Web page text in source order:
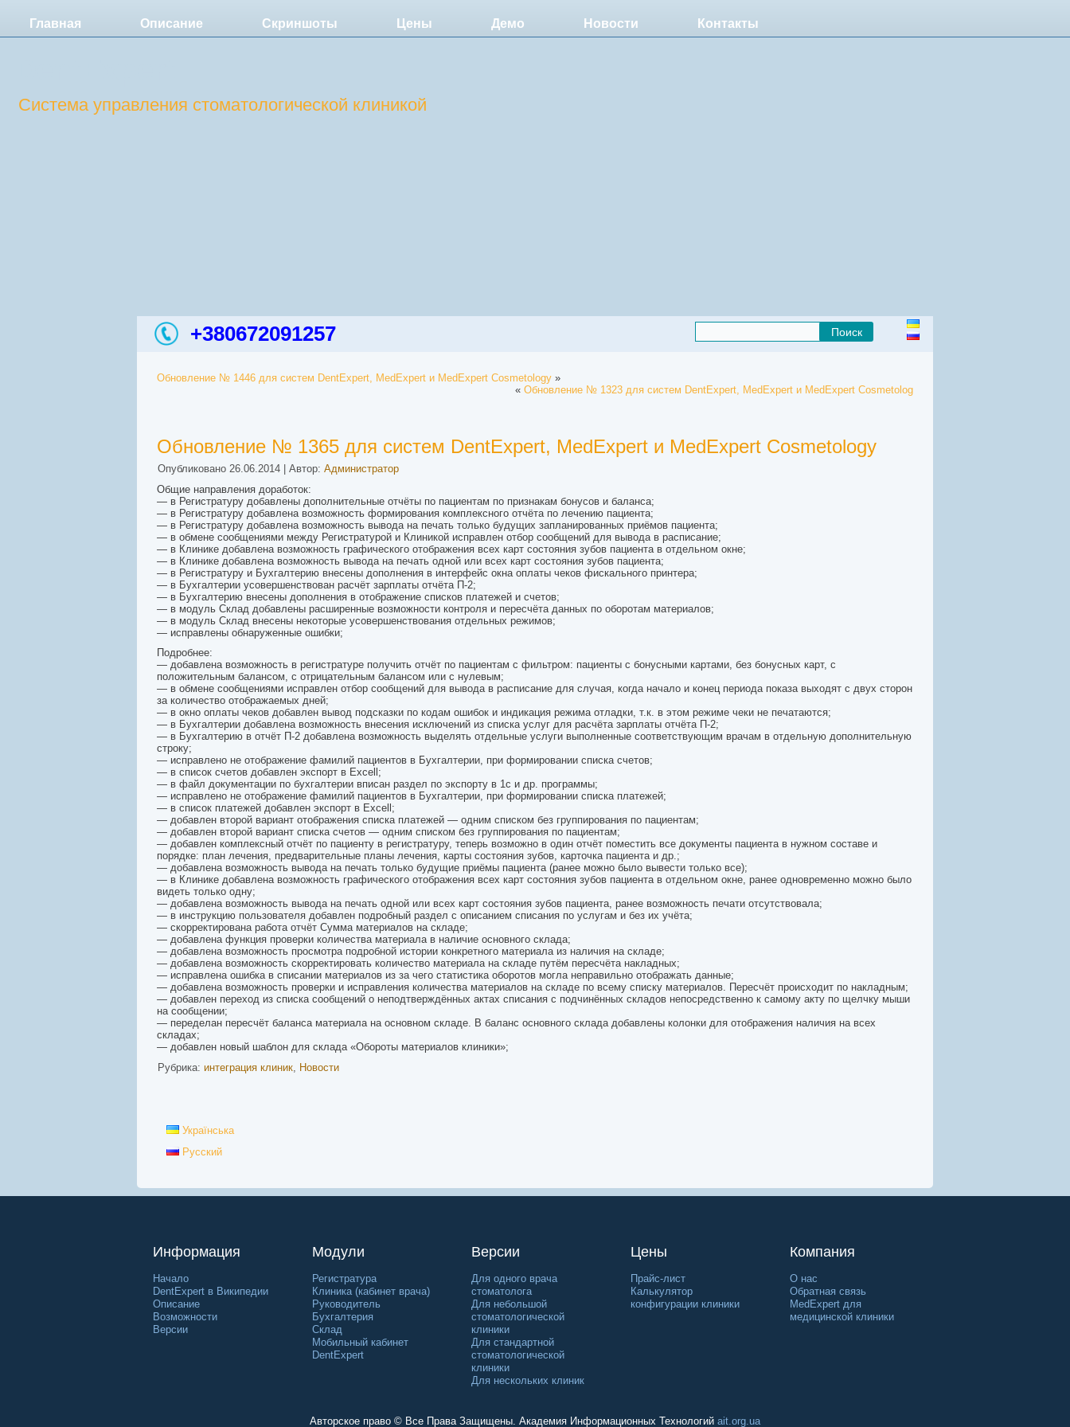
Главная Описание Скриншоты Цены Демо Новости Контакты
Система управления стоматологической клиникой
+380672091257
Обновление № 1446 для систем DentExpert, MedExpert и MedExpert Cosmetology »
« Обновление № 1323 для систем DentExpert, MedExpert и MedExpert Cosmetolog
Обновление № 1365 для систем DentExpert, MedExpert и MedExpert Cosmetology
Опубликовано 26.06.2014 Автор: Администратор
Общие направления доработок:
— в Регистратуру добавлены дополнительные отчёты по пациентам по признакам бонусов и баланса;
— в Регистратуру добавлена возможность формирования комплексного отчёта по лечению пациента;
— в Регистратуру добавлена возможность вывода на печать только будущих запланированных приёмов пациента;
— в обмене сообщениями между Регистратурой и Клиникой исправлен отбор сообщений для вывода в расписание;
— в Клинике добавлена возможность графического отображения всех карт состояния зубов пациента в отдельном окне;
— в Клинике добавлена возможность вывода на печать одной или всех карт состояния зубов пациента;
— в Регистратуру и Бухгалтерию внесены дополнения в интерфейс окна оплаты чеков фискального принтера;
— в Бухгалтерии усовершенствован расчёт зарплаты отчёта П-2;
— в Бухгалтерию внесены дополнения в отображение списков платежей и счетов;
— в модуль Склад добавлены расширенные возможности контроля и пересчёта данных по оборотам материалов;
— в модуль Склад внесены некоторые усовершенствования отдельных режимов;
— исправлены обнаруженные ошибки;
Подробнее:
— добавлена возможность в регистратуре получить отчёт по пациентам с фильтром: пациенты с бонусными картами, без бонусных карт, с
положительным балансом, с отрицательным балансом или с нулевым;
— в обмене сообщениями исправлен отбор сообщений для вывода в расписание для случая, когда начало и конец периода показа выходят с двух сторон
за количество отображаемых дней;
— в окно оплаты чеков добавлен вывод подсказки по кодам ошибок и индикация режима отладки, т.к. в этом режиме чеки не печатаются;
— в Бухгалтерии добавлена возможность внесения исключений из списка услуг для расчёта зарплаты отчёта П-2;
— в Бухгалтерию в отчёт П-2 добавлена возможность выделять отдельные услуги выполненные соответствующим врачам в отдельную дополнительную
строку;
— исправлено не отображение фамилий пациентов в Бухгалтерии, при формировании списка счетов;
— в список счетов добавлен экспорт в Excell;
— в файл документации по бухгалтерии вписан раздел по экспорту в 1с и др. программы;
— исправлено не отображение фамилий пациентов в Бухгалтерии, при формировании списка платежей;
— в список платежей добавлен экспорт в Excell;
— добавлен второй вариант отображения списка платежей — одним списком без группирования по пациентам;
— добавлен второй вариант списка счетов — одним списком без группирования по пациентам;
— добавлен комплексный отчёт по пациенту в регистратуру, теперь возможно в один отчёт поместить все документы пациента в нужном составе и
порядке: план лечения, предварительные планы лечения, карты состояния зубов, карточка пациента и др.;
— добавлена возможность вывода на печать только будущие приёмы пациента (ранее можно было вывести только все);
— в Клинике добавлена возможность графического отображения всех карт состояния зубов пациента в отдельном окне, ранее одновременно можно было
видеть только одну;
— добавлена возможность вывода на печать одной или всех карт состояния зубов пациента, ранее возможность печати отсутствовала;
— в инструкцию пользователя добавлен подробный раздел с описанием списания по услугам и без их учёта;
— скорректирована работа отчёт Сумма материалов на складе;
— добавлена функция проверки количества материала в наличие основного склада;
— добавлена возможность просмотра подробной истории конкретного материала из наличия на складе;
— добавлена возможность скорректировать количество материала на складе путём пересчёта накладных;
— исправлена ошибка в списании материалов из за чего статистика оборотов могла неправильно отображать данные;
— добавлена возможность проверки и исправления количества материалов на складе по всему списку материалов. Пересчёт происходит по накладным;
— добавлен переход из списка сообщений о неподтверждённых актах списания с подчинённых складов непосредственно к самому акту по щелчку мыши
на сообщении;
— переделан пересчёт баланса материала на основном складе. В баланс основного склада добавлены колонки для отображения наличия на всех
складах;
— добавлен новый шаблон для склада «Обороты материалов клиники»;
Рубрика: интеграция клиник, Новости
Українська
Русский
Информация
Начало
DentExpert в Википедии
Описание
Возможности
Версии
Модули
Регистратура
Клиника (кабинет врача)
Руководитель
Бухгалтерия
Склад
Мобильный кабинет
DentExpert
Версии
Для одного врача
стоматолога
Для небольшой
стоматологической
клиники
Для стандартной
стоматологической
клиники
Для нескольких клиник
Цены
Прайс-лист
Калькулятор
конфигурации клиники
Компания
О нас
Обратная связь
MedExpert для
медицинской клиники
Авторское право © Все Права Защищены. Академия Информационных Технологий ait.org.ua